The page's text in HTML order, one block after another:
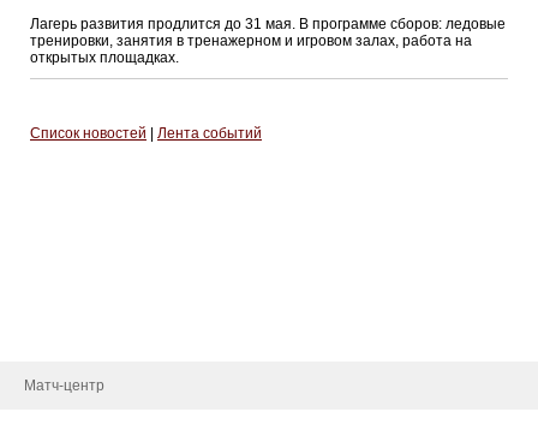
Лагерь развития продлится до 31 мая. В программе сборов: ледовые
тренировки, занятия в тренажерном и игровом залах, работа на
открытых площадках.
Список новостей Лента событий
Матч-центр